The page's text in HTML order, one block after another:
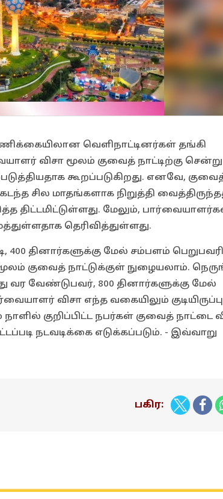
வெளிநாட்டினர்கள் தங்கி
விசா மூலம் குவைத் நாட்டிற்கு சென்று
கூறப்படுகிறது. எனவே,
சில மாதங்களாக நிறுத்தி
மேலும்,
தெரிவித்துள்ளது.
400 தினார்களுக்கு மேல் சம்பளம்
குவைத் நாட்டுக்குள் நுழையலாம்.
வர வேண்டுபவர், 800 தினார்களுக்கு மேல்
விசா எந்த வகையிலும் குடியிருப்பு
நாளில் குறிப்பிட்ட நபர்கள் குவைத் நாட்டை
நடவடிக்கை எடுக்கப்படும். - இவ்வாறு
பகிர: